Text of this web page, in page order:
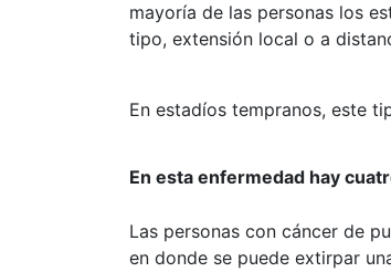
mayoría de las personas los
tipo, extensión local o a
En estadíos tempranos, este
En esta enfermedad hay
Las personas con cáncer de
en donde se puede extirpar